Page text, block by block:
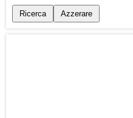
Ricerca Azzerare